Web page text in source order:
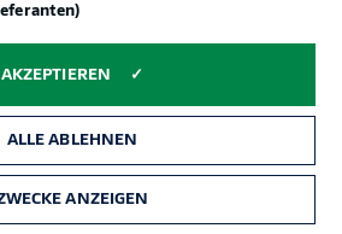
37 Bundesliga-Gastspiele gewannen
das ist laufender Negativrekord in der
ist das Team von Coach Urs Fischer
Heimspielen unbesiegt, aktuell ist nur
AKZEPTIEREN
ALLE ABLEHNEN
ANZEIGEN